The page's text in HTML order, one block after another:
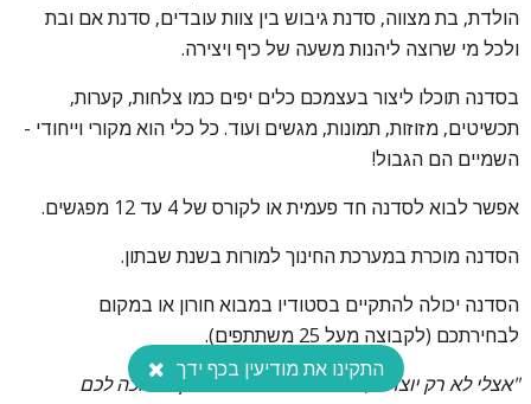
הולדת, בת מצווה, סדנת גיבוש בין צוות עובדים, סדנת אם ובת
ולכל מי שרוצה ליהנות משעה של כיף ויצירה.
בסדנה תוכלו ליצור בעצמכם כלים יפים כמו צלחות, קערות,
תכשיטים, מזוזות, תמונות, מגשים ועוד. כל כלי הוא מקורי וייחודי -
השמיים הם הגבול!
אפשר לבוא לסדנה חד פעמית או לקורס של 4 עד 12 מפגשים.
הסדנה מוכרת במערכת החינוך למורות בשנת שבתון.
הסדנה יכולה להתקיים בסטודיו במבוא חורון או במקום
לבחירתכם (לקבוצה מעל 25 משתתפים).
"אצלי לא רק יוצרים, אלא גם נהנים מהתהליך! מחכה לכם
התקינו את מודיעין בכף ידך